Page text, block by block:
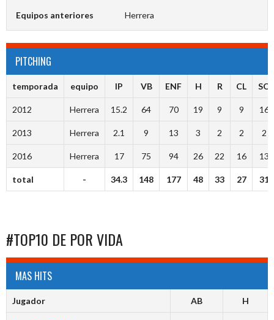
Equipos anteriores Herrera
PITCHING
temporada equipo IP VB ENF H R CL SO
2012 Herrera 15.2 64 70 19 9 9 16
2013 Herrera 2.1 9 13 3 2 2 2
2016 Herrera 17 75 94 26 22 16 13
total - 34.3 148 177 48 33 27 31
#TOP10 DE POR VIDA
MAS HITS
Jugador AB H